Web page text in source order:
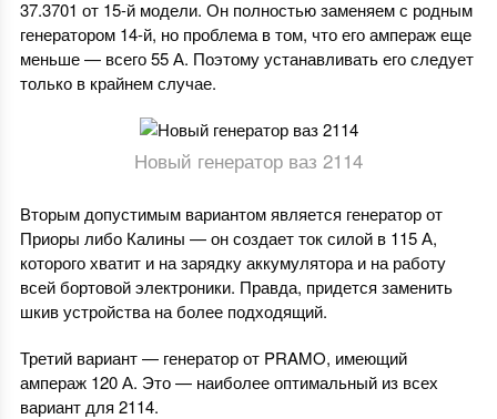
37.3701 от 15-й модели. Он полностью заменяем с родным
генератором 14-й, но проблема в том, что его ампераж еще
меньше — всего 55 А. Поэтому устанавливать его следует
только в крайнем случае.
Новый генератор ваз 2114
Вторым допустимым вариантом является генератор от
Приоры либо Калины — он создает ток силой в 115 А,
которого хватит и на зарядку аккумулятора и на работу
всей бортовой электроники. Правда, придется заменить
шкив устройства на более подходящий.
Третий вариант — генератор от PRAMO, имеющий
ампераж 120 А. Это — наиболее оптимальный из всех
вариант для 2114.